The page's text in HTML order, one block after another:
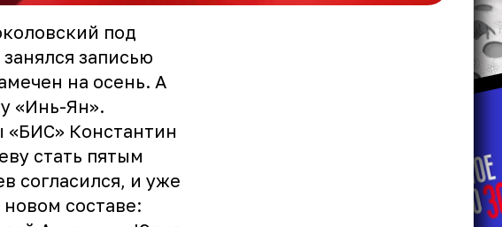
под
записью
на осень. А
«Инь-Ян».
Константин
стать пятым
согласился, и уже
новом составе: